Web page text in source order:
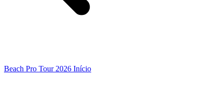
Beach Pro Tour 2026 Início